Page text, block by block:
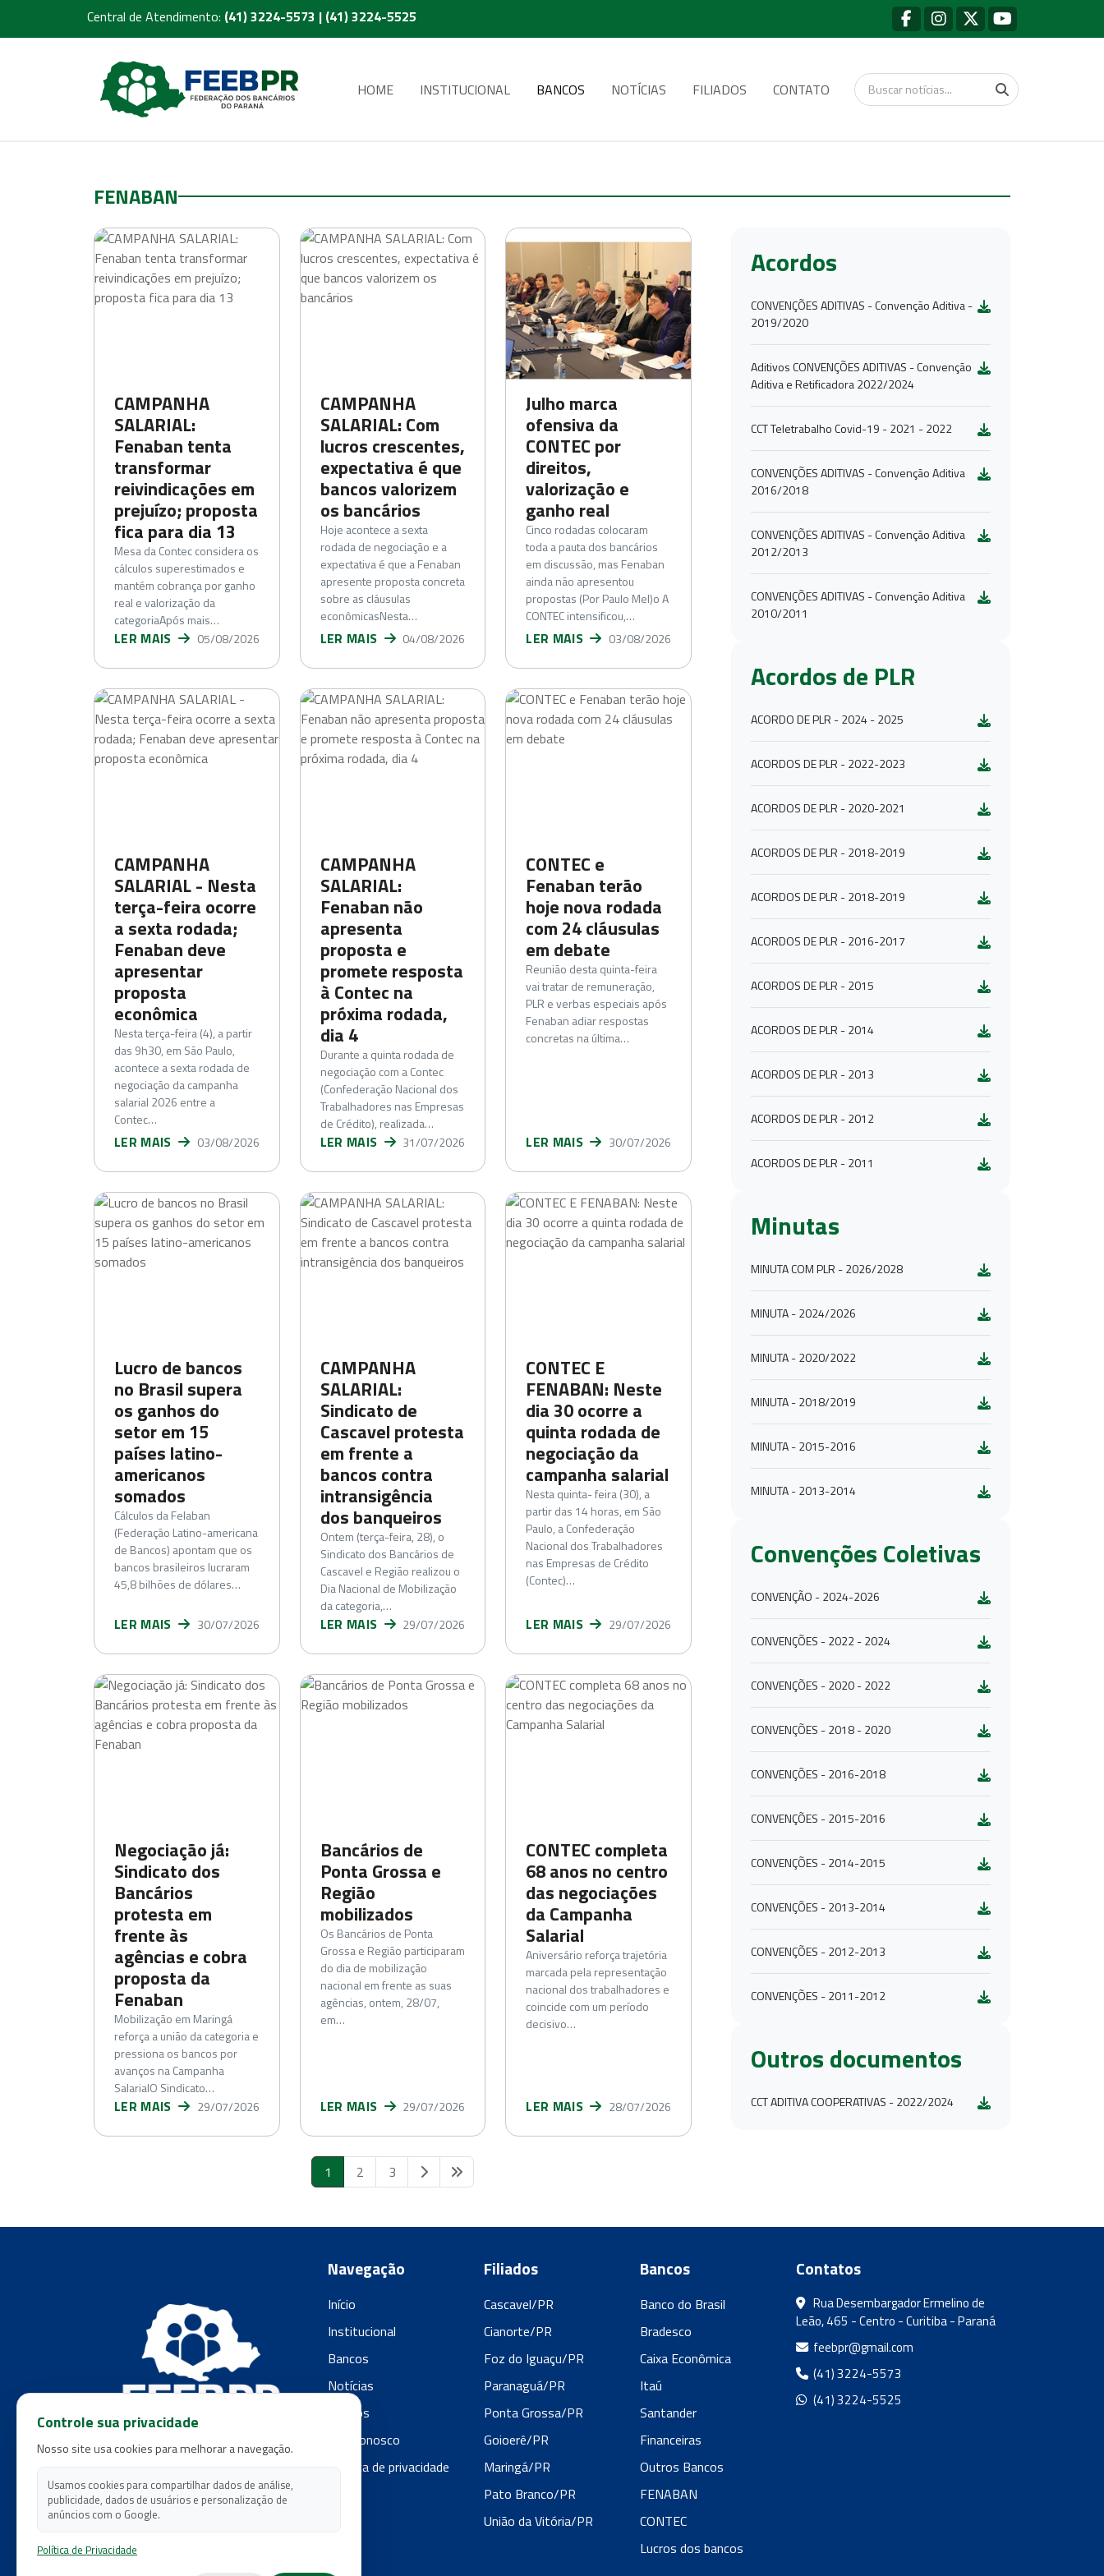
Central de Atendimento: (41) 3224-5573 | (41) 3224-5525
HOME INSTITUCIONAL BANCOS NOTÍCIAS FILIADOS CONTATO
FENABAN
CAMPANHA
SALARIAL:
Fenaban tenta
transformar
reivindicações em
prejuízo; proposta
fica para dia 13
Mesa da Contec considera os
cálculos superestimados e
mantém cobrança por ganho
real e valorização da
categoriaApós mais…
LER MAIS 05/08/2026
CAMPANHA
SALARIAL: Com
lucros crescentes,
expectativa é que
bancos valorizem
os bancários
Hoje acontece a sexta
rodada de negociação e a
expectativa é que a Fenaban
apresente proposta concreta
sobre as cláusulas
econômicasNesta…
LER MAIS 04/08/2026
Julho marca
ofensiva da
CONTEC por
direitos,
valorização e
ganho real
Cinco rodadas colocaram
toda a pauta dos bancários
em discussão, mas Fenaban
ainda não apresentou
propostas (Por Paulo Mel)o A
CONTEC intensificou,…
LER MAIS 03/08/2026
CAMPANHA
SALARIAL - Nesta
terça-feira ocorre
a sexta rodada;
Fenaban deve
apresentar
proposta
econômica
Nesta terça-feira (4), a partir
das 9h30, em São Paulo,
acontece a sexta rodada de
negociação da campanha
salarial 2026 entre a
Contec…
LER MAIS 03/08/2026
CAMPANHA
SALARIAL:
Fenaban não
apresenta
proposta e
promete resposta
à Contec na
próxima rodada,
dia 4
Durante a quinta rodada de
negociação com a Contec
(Confederação Nacional dos
Trabalhadores nas Empresas
de Crédito), realizada…
LER MAIS 31/07/2026
CONTEC e
Fenaban terão
hoje nova rodada
com 24 cláusulas
em debate
Reunião desta quinta-feira
vai tratar de remuneração,
PLR e verbas especiais após
Fenaban adiar respostas
concretas na última…
LER MAIS 30/07/2026
Lucro de bancos
no Brasil supera
os ganhos do
setor em 15
países latino-
americanos
somados
Cálculos da Felaban
(Federação Latino-americana
de Bancos) apontam que os
bancos brasileiros lucraram
45,8 bilhões de dólares…
LER MAIS 30/07/2026
CAMPANHA
SALARIAL:
Sindicato de
Cascavel protesta
em frente a
bancos contra
intransigência
dos banqueiros
Ontem (terça-feira, 28), o
Sindicato dos Bancários de
Cascavel e Região realizou o
Dia Nacional de Mobilização
da categoria,…
LER MAIS 29/07/2026
CONTEC E
FENABAN: Neste
dia 30 ocorre a
quinta rodada de
negociação da
campanha salarial
Nesta quinta- feira (30), a
partir das 14 horas, em São
Paulo, a Confederação
Nacional dos Trabalhadores
nas Empresas de Crédito
(Contec)…
LER MAIS 29/07/2026
Negociação já:
Sindicato dos
Bancários
protesta em
frente às
agências e cobra
proposta da
Fenaban
Mobilização em Maringá
reforça a união da categoria e
pressiona os bancos por
avanços na Campanha
SalarialO Sindicato…
LER MAIS 29/07/2026
Bancários de
Ponta Grossa e
Região
mobilizados
Os Bancários de Ponta
Grossa e Região participaram
do dia de mobilização
nacional em frente as suas
agências, ontem, 28/07,
em…
LER MAIS 29/07/2026
CONTEC completa
68 anos no centro
das negociações
da Campanha
Salarial
Aniversário reforça trajetória
marcada pela representação
nacional dos trabalhadores e
coincide com um período
decisivo…
LER MAIS 28/07/2026
1 2 3
Acordos
CONVENÇÕES ADITIVAS - Convenção Aditiva -
2019/2020
Aditivos CONVENÇÕES ADITIVAS - Convenção
Aditiva e Retificadora 2022/2024
CCT Teletrabalho Covid-19 - 2021 - 2022
CONVENÇÕES ADITIVAS - Convenção Aditiva
2016/2018
CONVENÇÕES ADITIVAS - Convenção Aditiva
2012/2013
CONVENÇÕES ADITIVAS - Convenção Aditiva
2010/2011
Acordos de PLR
ACORDO DE PLR - 2024 - 2025
ACORDOS DE PLR - 2022-2023
ACORDOS DE PLR - 2020-2021
ACORDOS DE PLR - 2018-2019
ACORDOS DE PLR - 2018-2019
ACORDOS DE PLR - 2016-2017
ACORDOS DE PLR - 2015
ACORDOS DE PLR - 2014
ACORDOS DE PLR - 2013
ACORDOS DE PLR - 2012
ACORDOS DE PLR - 2011
Minutas
MINUTA COM PLR - 2026/2028
MINUTA - 2024/2026
MINUTA - 2020/2022
MINUTA - 2018/2019
MINUTA - 2015-2016
MINUTA - 2013-2014
Convenções Coletivas
CONVENÇÃO - 2024-2026
CONVENÇÕES - 2022 - 2024
CONVENÇÕES - 2020 - 2022
CONVENÇÕES - 2018 - 2020
CONVENÇÕES - 2016-2018
CONVENÇÕES - 2015-2016
CONVENÇÕES - 2014-2015
CONVENÇÕES - 2013-2014
CONVENÇÕES - 2012-2013
CONVENÇÕES - 2011-2012
Outros documentos
CCT ADITIVA COOPERATIVAS - 2022/2024
Navegação
Início
Institucional
Bancos
Notícias
Filiados
Fale conosco
Política de privacidade
Filiados
Cascavel/PR
Cianorte/PR
Foz do Iguaçu/PR
Paranaguá/PR
Ponta Grossa/PR
Goioerê/PR
Maringá/PR
Pato Branco/PR
União da Vitória/PR
Bancos
Banco do Brasil
Bradesco
Caixa Econômica
Itaú
Santander
Financeiras
Outros Bancos
FENABAN
CONTEC
Lucros dos bancos
Contatos
Rua Desembargador Ermelino de
Leão, 465 - Centro - Curitiba - Paraná
feebpr@gmail.com
(41) 3224-5573
(41) 3224-5525
Controle sua privacidade
Nosso site usa cookies para melhorar a navegação.
Usamos cookies para compartilhar dados de análise,
publicidade, dados de usuários e personalização de
anúncios com o Google.
Política de Privacidade